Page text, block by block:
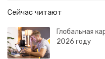
Сейчас читают
Глобальная
2026 году